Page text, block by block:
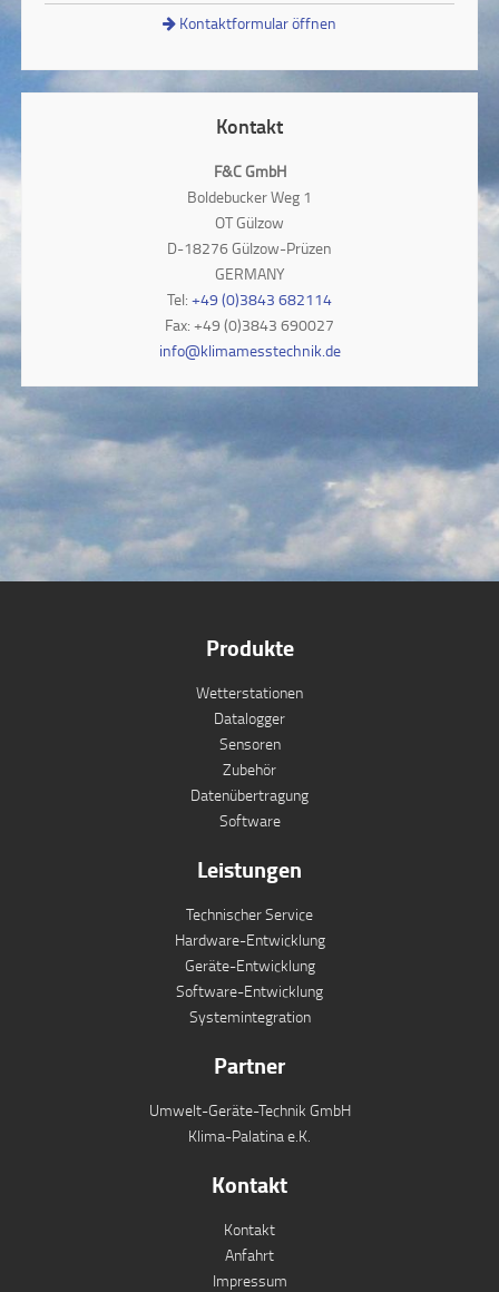
Kontaktformular öffnen
Kontakt
F&C GmbH
Boldebucker Weg 1
OT Gülzow
D-18276 Gülzow-Prüzen
GERMANY
Tel: +49 (0)3843 682114
Fax: +49 (0)3843 690027
info@klimamesstechnik.de
Produkte
Wetterstationen
Datalogger
Sensoren
Zubehör
Datenübertragung
Software
Leistungen
Technischer Service
Hardware-Entwicklung
Geräte-Entwicklung
Software-Entwicklung
Systemintegration
Partner
Umwelt-Geräte-Technik GmbH
Klima-Palatina e.K.
Kontakt
Kontakt
Anfahrt
Impressum